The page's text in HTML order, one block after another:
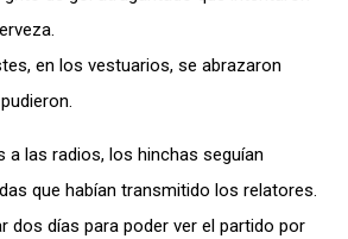
en los vestuarios, se abrazaron
a las radios, los hinchas seguían
que habían transmitido los relatores.
dos días para poder ver el partido por